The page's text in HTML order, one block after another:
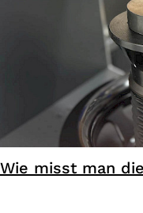
Wie misst man